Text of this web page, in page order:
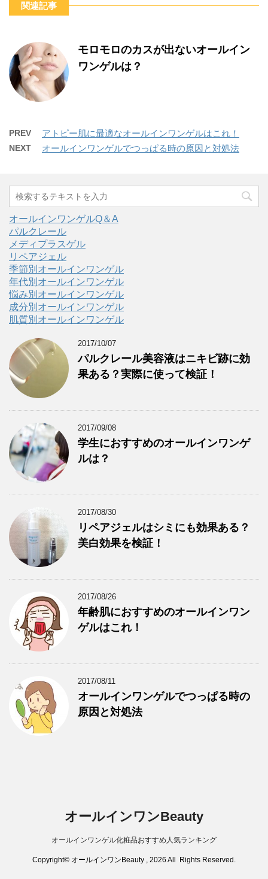
関連記事
モロモロのカスが出ないオールイン
ワンゲルは？
PREV アトピー肌に最適なオールインワンゲルはこれ！
NEXT オールインワンゲルでつっぱる時の原因と対処法
オールインワンゲルQ＆A
パルクレール
メディプラスゲル
リペアジェル
季節別オールインワンゲル
年代別オールインワンゲル
悩み別オールインワンゲル
成分別オールインワンゲル
肌質別オールインワンゲル
2017/10/07
パルクレール美容液はニキビ跡に効
果ある？実際に使って検証！
2017/09/08
学生におすすめのオールインワンゲ
ルは？
2017/08/30
リペアジェルはシミにも効果ある？
美白効果を検証！
2017/08/26
年齢肌におすすめのオールインワン
ゲルはこれ！
2017/08/11
オールインワンゲルでつっぱる時の
原因と対処法
オールインワンBeauty
オールインワンゲル化粧品おすすめ人気ランキング
Copyright© オールインワンBeauty , 2026 All Rights Reserved.